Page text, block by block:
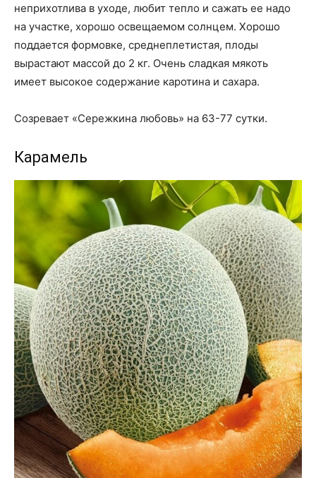
неприхотлива в уходе, любит тепло и сажать ее надо
на участке, хорошо освещаемом солнцем. Хорошо
поддается формовке, среднеплетистая, плоды
вырастают массой до 2 кг. Очень сладкая мякоть
имеет высокое содержание каротина и сахара.
Созревает «Сережкина любовь» на 63-77 сутки.
Карамель